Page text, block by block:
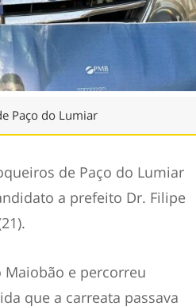
Paço do Lumiar
de Paço do Lumiar
a prefeito Dr. Filipe
Maiobão e percorreu
que a carreata passava